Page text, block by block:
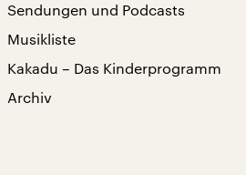
Sendungen und Podcasts
Musikliste
Kakadu – Das Kinderprogramm
Archiv